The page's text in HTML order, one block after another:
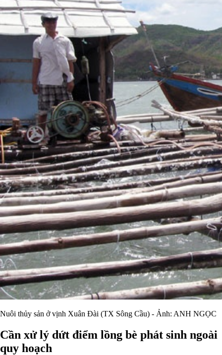
Nuôi thủy sản ở vịnh Xuân Đài (TX Sông Cầu) - Ảnh: ANH NGỌC
Cần xử lý dứt điểm lồng bè phát sinh ngoài
quy hoạch